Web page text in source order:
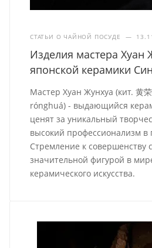
СТАТЬИ О ЧАЙНОЙ ПОСУДЕ —
Изделия мастера Хуан
японской керамики
Мастер Хуан Жунхуа (кит. 黄
rónghuá) - выдающийся
ценят за уникальный
высокий профессионализм в
Стремление к совершенству
значительной фигурой в
керамического искусства.